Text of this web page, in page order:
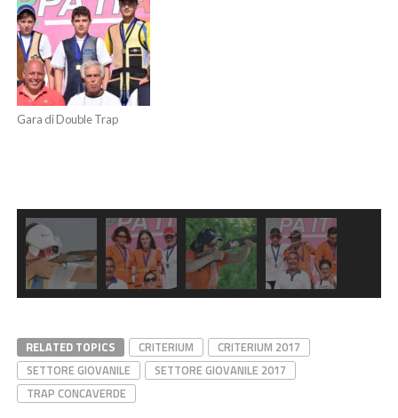
Gara di Double Trap
RELATED TOPICS CRITERIUM
CRITERIUM 2017
SETTORE GIOVANILE
SETTORE GIOVANILE 2017
TRAP CONCAVERDE